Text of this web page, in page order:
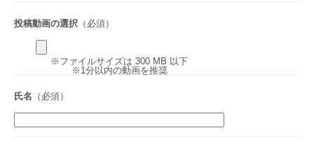
投稿動画の選択 （必須）
※ファイルサイズは 300 MB 以下
※1分以内の動画を推奨
氏名 （必須）